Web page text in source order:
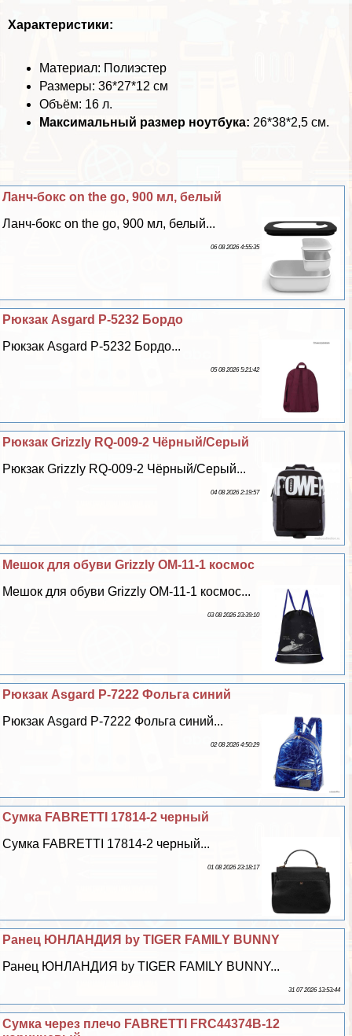
Хаpaктеристики:
Материал: Полиэстер
Размеры: 36*27*12 см
Объём: 16 л.
Максимальный размер ноутбука: 26*38*2,5 см.
Ланч-бокс on the go, 900 мл, белый
Ланч-бокс on the go, 900 мл, белый...
06 08 2026 4:55:35
Рюкзак Asgard Р-5232 Бордо
Рюкзак Asgard Р-5232 Бордо...
05 08 2026 5:21:42
Рюкзак Grizzly RQ-009-2 Чёрный/Серый
Рюкзак Grizzly RQ-009-2 Чёрный/Серый...
04 08 2026 2:19:57
Мешок для обуви Grizzly OM-11-1 космос
Мешок для обуви Grizzly OM-11-1 космос...
03 08 2026 23:39:10
Рюкзак Asgard Р-7222 Фольга синий
Рюкзак Asgard Р-7222 Фольга синий...
02 08 2026 4:50:29
Сумка FABRETTI 17814-2 черный
Сумка FABRETTI 17814-2 черный...
01 08 2026 23:18:17
Ранец ЮНЛАНДИЯ by TIGER FAMILY BUNNY
Ранец ЮНЛАНДИЯ by TIGER FAMILY BUNNY...
31 07 2026 13:53:44
Сумка через плечо FABRETTI FRC44374B-12